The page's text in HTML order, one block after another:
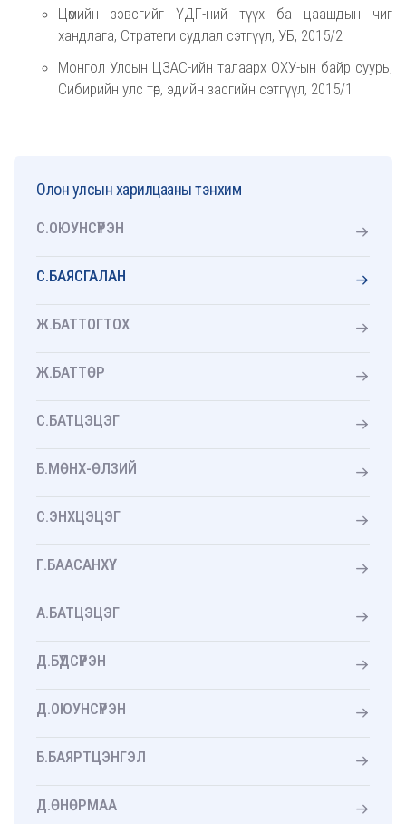
Олон улсын харилцааны тэнхим
С.ОЮУНСҮРЭН
С.БАЯСГАЛАН
Ж.БАТТОГТОХ
Ж.БАТТӨР
С.БАТЦЭЦЭГ
Б.МӨНХ-ӨЛЗИЙ
С.ЭНХЦЭЦЭГ
Г.БААСАНХҮҮ
А.БАТЦЭЦЭГ
Д.БҮДСҮРЭН
Д.ОЮУНСҮРЭН
Б.БАЯРТЦЭНГЭЛ
Д.ӨНӨРМАА
Цөмийн зэвсгийг ҮДГ-ний түүх ба цаашдын чиг
хандлага, Стратеги судлал сэтгүүл, УБ, 2015/2
Монгол Улсын ЦЗАС-ийн талаарх ОХУ-ын байр суурь,
Сибирийн улс төр, эдийн засгийн сэтгүүл, 2015/1